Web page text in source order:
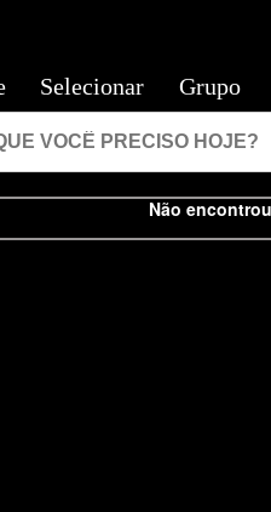
Não
Selecionar Grupo